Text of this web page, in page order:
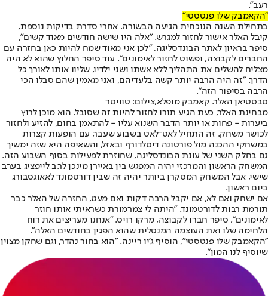
רעב".
"הקאמבק שלו פנטסטי"
בתחילת השנה הנוכחית הגיעה הבשורה. אחרי סדרת בדיקות נוספת,
קיבל האלר אישור לחזור למגרש. "אלה היו שישה חודשים מאוד קשים",
סיפר בראיון לאתר הבונדסליגה, "לכן אני מאוד שמח להיות כאן בחזרה עם
החברים לקבוצה, ופשוט לחזור לאימונים". עוד סיפר החלוץ שהוא לא היה
מצליח להשלים את התהליך ללא אשתו ושני ילדיו, שליוו אותו לאורך כל
הדרך. "זה היה הרבה יותר קשה בלעדיהם, ואני מאמין שהם סבלו הכי
הרבה בסיפור הזה".
סבסטיאן האלר. קאמבק מופלא,צילום: טוויטר
מבחינת האלר, כעת הגיע תורו לחזור להיות זה שסובל. הוא מוכן לרוץ
ביערות - פחות או יותר הדבר השנוא עליו - להתאמן בחום, להזיע ולחזור
לכושר משחק. זה התחיל לאט־לאט בשבוע שעבר, עם הופעות קצרות
במשחקי ההכנה מול פורטונה דיסלדורף ובאזל, והשאיפה היא שזה ימשיך
גם בחלק השני של עונת הבונדסליגה, שחוזרת לפעילות בסוף השבוע הזה.
המשחק הראשון והמרכזי יהיה המפגש בין באיירן מינכן לר.ב לייפציג בערב
שישי, אבל המשחק המסקרן ביותר יהיה זה שבין דורטמונד לאאוגסבורג
ביום ראשון.
אם ישחק ואם לא, אם יקבל הרבה דקות ואם מעט, החזרה של האלר כבר
תורמת רבות לדורטמונד. "היתה לי צמרמורת כשראיתי אותו חוזר
לאימונים", סיפר חברו לקבוצה, מרקו רויס. "אנחנו מעריצים את רוח
הלחימה שלו ואת העוצמה המנטלית שהוא הפגין בחודשים האלה".
"הקאמבק שלו פנטסטי", הוסיף ג'יו ריינה. "הוא בחור נהדר, וגם שחקן מצוין
שיוסיף לנו המון".